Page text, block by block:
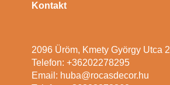
Kontakt
2096 Üröm, Kmety György Utca 2
Telefon: +36202278295
Email: huba@rocasdecor.hu